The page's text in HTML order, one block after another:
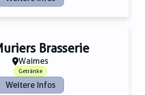
Brasserie
Waimes
Getränke
Weitere Infos